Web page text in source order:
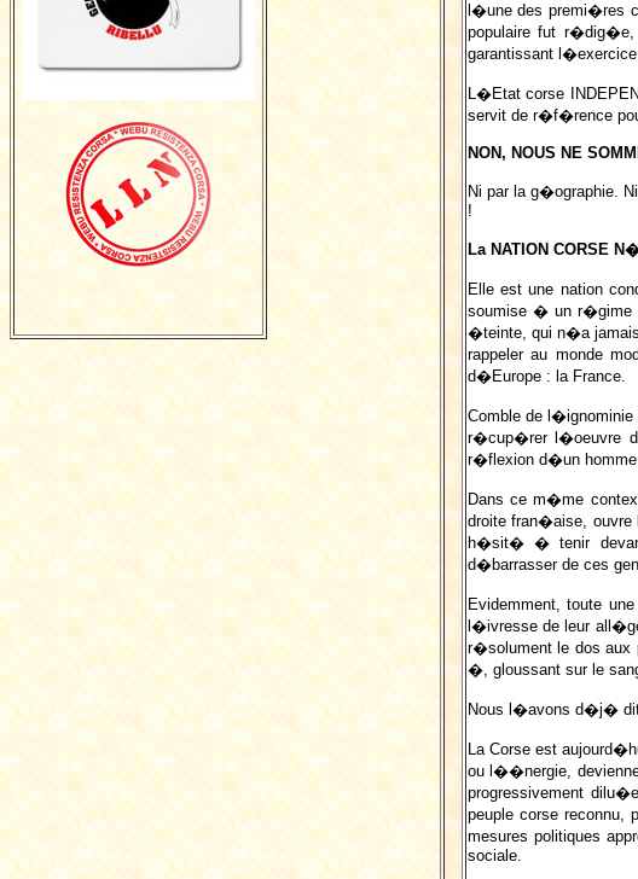
l�une des premi�res
populaire fut
garantissant
L�Etat corse
servit de r�f�rence
NON, NOUS NE
Ni par la g�ographie.
!
La NATION CORSE
Elle est une nation
soumise � un r�gime
�teinte, qui n�a
rappeler au monde
d�Europe : la France.
Comble de
r�cup�rer l�oeuvre
r�flexion d�un homme
Dans ce m�me
droite fran�aise, ouvre
h�sit� � tenir
d�barrasser de ces
Evidemment, toute
l�ivresse de leur
r�solument le dos
�, gloussant sur le
Nous l�avons d�j� dit
La Corse est
ou l��nergie,
progressivement
peuple corse
mesures politiques
sociale.